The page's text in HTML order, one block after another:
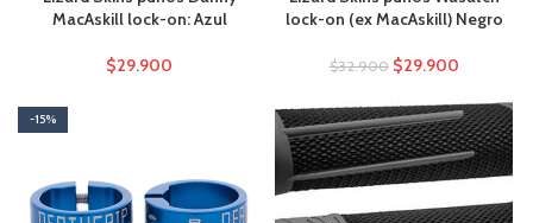
MacAskill lock-on: Azul
$29.900
lock-on (ex MacAskill) Negro
$32.900 $29.900
-15%